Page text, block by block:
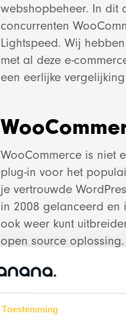
Toestemming
webshopbeheer. In dit
concurrenten
Lightspeed. Wij
met al deze e-
een eerlijke
WooCommerce is niet
plug-in voor het
je vertrouwde
in 2008 gelanceerd
ook weer kunt
open source
ondernemingen maken
praktijk dat wanneer
beperkingen aanloopt